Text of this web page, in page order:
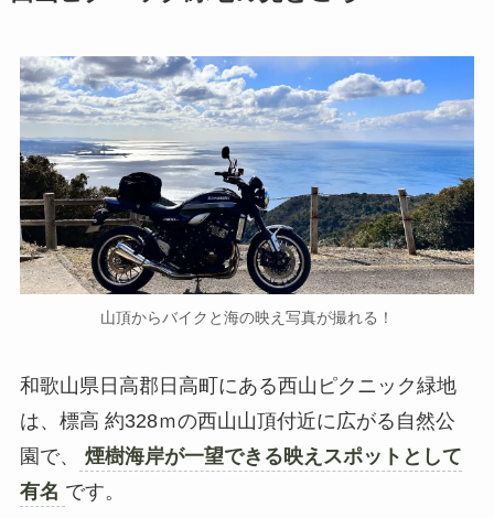
山頂からバイクと海の映え写真が撮れる！
和歌山県日高郡日高町にある西山ピクニック緑地
は、標高 約328ｍの西山山頂付近に広がる自然公
園で、
煙樹海岸が一望できる映えスポットとして
有名 です。